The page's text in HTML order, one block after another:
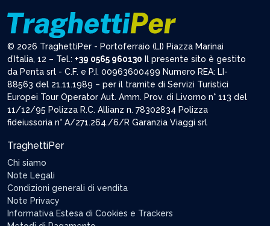
© 2026 TraghettiPer - Portoferraio (LI) Piazza Marinai
d’Italia, 12 – Tel.: +39 0565 960130 Il presente sito è gestito
da Penta srl - C.F. e P.I. 00963600499 Numero REA: LI-
88563 del 21.11.1989 – per il tramite di Servizi Turistici
Europei Tour Operator Aut. Amm. Prov. di Livorno n° 113 del
11/12/95 Polizza R.C. Allianz n. 78302834 Polizza
fideiussoria n° A/271.264./6/R Garanzia Viaggi srl
TraghettiPer
Chi siamo
Note Legali
Condizioni generali di vendita
Note Privacy
Informativa Estesa di Cookies e Trackers